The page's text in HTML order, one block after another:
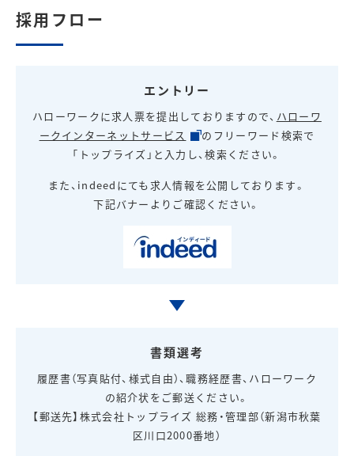
採用フロー
エントリー
ハローワークに求人票を提出しておりますので、 ハローワ
ークインターネットサービス
のフリーワード検索で
「トップライズ」と入力し、検索ください。
また、indeedにても求人情報を公開しております。
下記バナーよりご確認ください。
書類選考
履歴書（写真貼付、様式自由）、職務経歴書、ハローワーク
の紹介状をご郵送ください。
【郵送先】株式会社トップライズ 総務・管理部（新潟市秋葉
区川口2000番地）